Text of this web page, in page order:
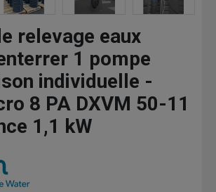
relevage eaux
1 pompe
individuelle -
8 PA DXVM 50-11
1,1 kW